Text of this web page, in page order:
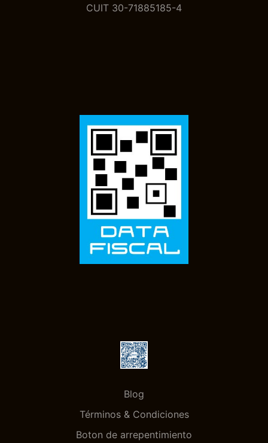
CUIT 30-71885185-4
Blog
Términos & Condiciones
Boton de arrepentimiento